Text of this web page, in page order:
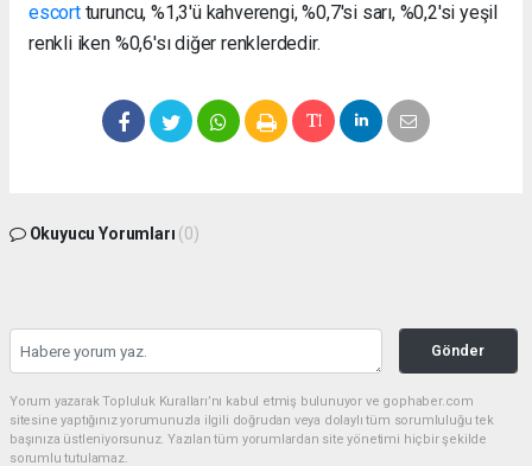
escortturuncu, %1,3'ü kahverengi, %0,7'si sarı, %0,2'si yeşil
renkli iken %0,6'sı diğer renklerdedir.
Okuyucu Yorumları (0)
Gönder
Yorum yazarak Topluluk Kuralları’nı kabul etmiş bulunuyor ve gophaber.com
sitesine yaptığınız yorumunuzla ilgili doğrudan veya dolaylı tüm sorumluluğu tek
başınıza üstleniyorsunuz. Yazılan tüm yorumlardan site yönetimi hiçbir şekilde
sorumlu tutulamaz.